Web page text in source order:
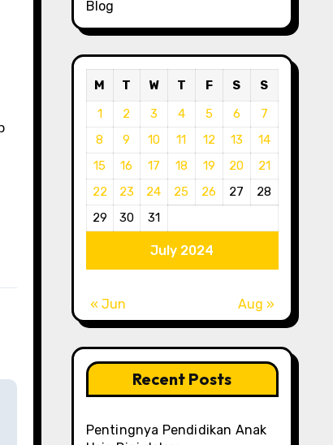
Blog
July 2024
M T W T F S
S
1
2 3 4 5 6
7
8
9 10 11 12 13
14
15
16 17 18 19 20
21
22
23 24 25 26 27
28
29
30 31
« Jun Aug »
Recent Posts
Pentingnya Pendidikan Anak